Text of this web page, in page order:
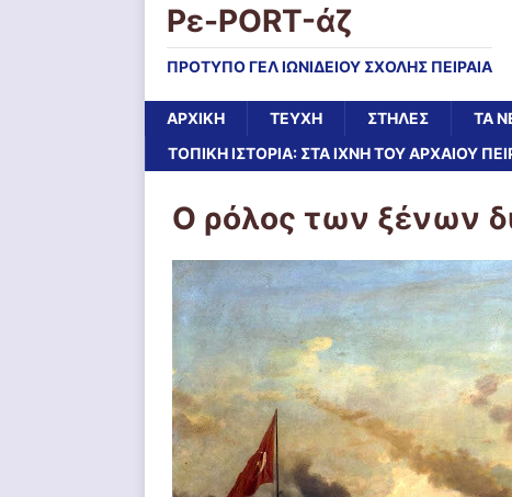
Ρε-PORT-άζ
ΠΡΟΤΥΠΟ ΓΕΛ ΙΩΝΙΔΕΙΟΥ ΣΧΟΛΗΣ ΠΕΙΡΑΙΑ
ΑΡΧΙΚΉ ΤΕΥΧΗ ΣΤΗΛΕΣ ΤΑ
ΤΟΠΙΚΗ ΙΣΤΟΡΙΑ: ΣΤΑ ΙΧΝΗ ΤΟΥ ΑΡΧΑΙΟΥ
Ο ρόλος των ξένων